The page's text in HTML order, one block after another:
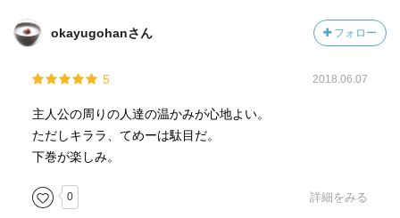
okayugohanさん フォロー
5 2018.06.07
主人公の周りの人達の温かみが心地よい。
ただしキララ、てめーは駄目だ。
下巻が楽しみ。
0 詳細をみる